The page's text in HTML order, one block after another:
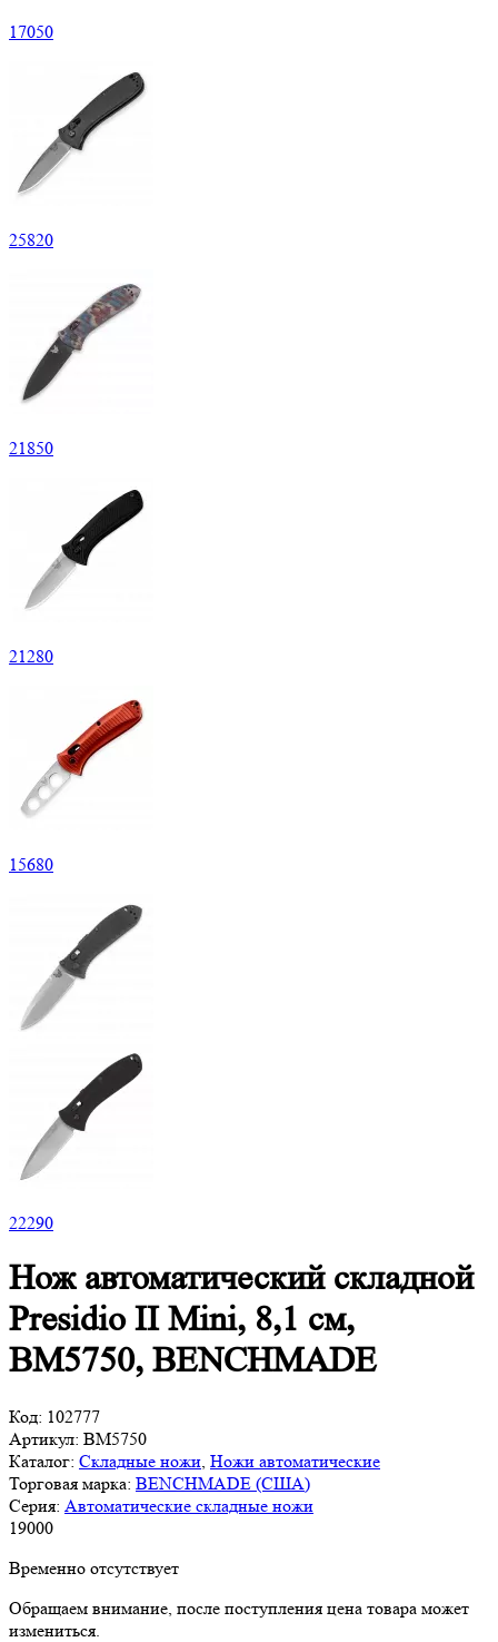
17050
25820
21850
21280
15680
22290
Нож автоматический складной
Presidio II Mini, 8,1 см,
BM5750, BENCHMADE
Код: 102777
Артикул: BM5750
Каталог: Складные ножи Ножи автоматические
Торговая марка: BENCHMADE (США)
Серия: Автоматические складные ножи
19000
Временно отсутствует
Обращаем внимание, после поступления цена товара может
измениться.